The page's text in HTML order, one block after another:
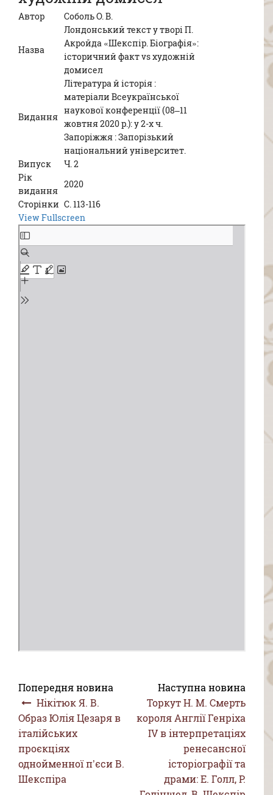
Автор Соболь О. В.
Назва
Лондонський текст у творі П.
Акройда «Шекспір. Біографія»:
історичний факт vs художній
домисел
Видання
Література й історія :
матеріали Всеукраїнської
наукової конференції (08–11
жовтня 2020 р.): у 2-х ч.
Запоріжжя : Запорізький
національний університет.
Випуск
Ч. 2
Рік
видання
2020
Сторінки С. 113-116
View Fullscreen
Попередня новина
Нікітюк Я. В.
Образ Юлія Цезаря в
італійських
проєкціях
однойменної п’єси В.
Шекспіра
Наступна новина
Торкут Н. М. Смерть
короля Англії Генріха
IV в інтерпретаціях
ренесансної
історіографії та
драми: Е. Голл, Р.